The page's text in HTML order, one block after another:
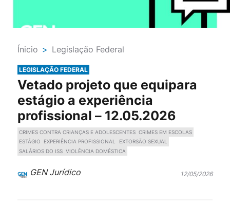
Ínicio > Legislação Federal
LEGISLAÇÃO FEDERAL
Vetado projeto que equipara
estágio a experiência
profissional – 12.05.2026
CRIMES CONTRA CRIANÇAS E ADOLESCENTES CRIMES EM ESCOLAS
ESTÁGIO
EXPERIÊNCIA PROFISSIONAL
EXTORSÃO SEXUAL
SALÁRIOS DO ISS VIOLÊNCIA DOMÉSTICA
GEN Jurídico 12/05/2026